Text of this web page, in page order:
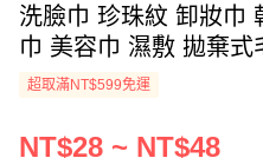
洗臉巾 珍珠紋 卸妝巾
巾 美容巾 濕敷 拋棄
巾 清潔巾 美妝保養
超取滿NT$599免運
NT$28 ~ NT$48